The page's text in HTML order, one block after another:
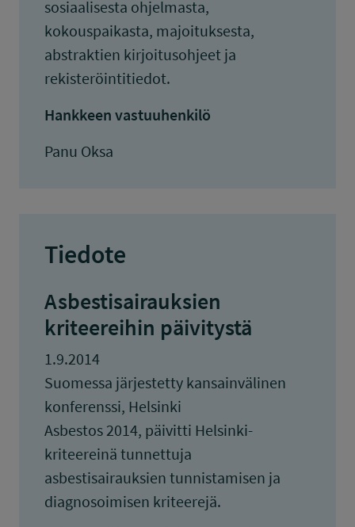
sosiaalisesta ohjelmasta,
kokouspaikasta, majoituksesta,
abstraktien kirjoitusohjeet ja
rekisteröintitiedot.
Hankkeen vastuuhenkilö
Panu Oksa
Tiedote
Asbestisairauksien
kriteereihin päivitystä
1.9.2014
Suomessa järjestetty kansainvälinen
konferenssi, Helsinki
Asbestos 2014, päivitti Helsinki-
kriteereinä tunnettuja
asbestisairauksien tunnistamisen ja
diagnosoimisen kriteerejä.